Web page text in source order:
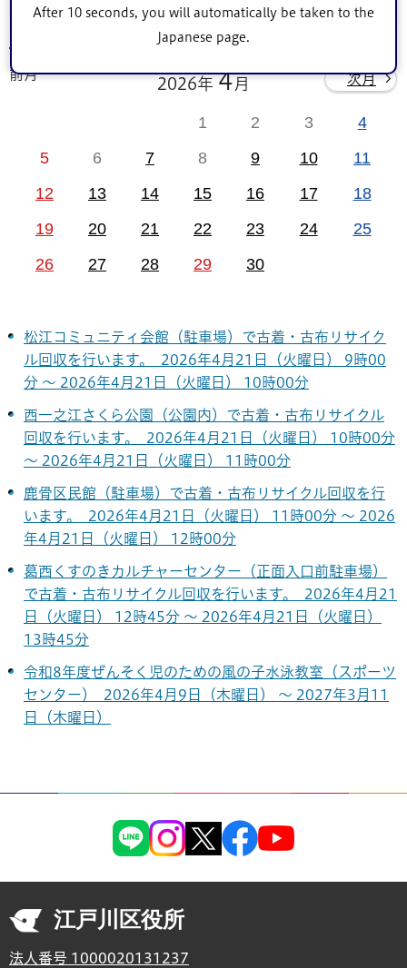
After 10 seconds, you will automatically be taken to the
Japanese page.
2026年4月21日（火）のイベント
前月
2026年 4月 次月
1 2 3
4
5
6 7 8 9 10
11
12
13 14 15 16 17
18
19
20 21 22 23 24
25
26
27 28 29 30
松江コミュニティ会館（駐車場）で古着・古布リサイク
ル回収を行います。 2026年4月21日（火曜日） 9時00
分 ～ 2026年4月21日（火曜日） 10時00分
西一之江さくら公園（公園内）で古着・古布リサイクル
回収を行います。 2026年4月21日（火曜日） 10時00分
～ 2026年4月21日（火曜日） 11時00分
鹿骨区民館（駐車場）で古着・古布リサイクル回収を行
います。 2026年4月21日（火曜日） 11時00分 ～ 2026
年4月21日（火曜日） 12時00分
葛西くすのきカルチャーセンター（正面入口前駐車場）
で古着・古布リサイクル回収を行います。 2026年4月21
日（火曜日） 12時45分 ～ 2026年4月21日（火曜日）
13時45分
令和8年度ぜんそく児のための風の子水泳教室（スポーツ
センター） 2026年4月9日（木曜日） ～ 2027年3月11
日（木曜日）
江戸川区役所
法人番号 1000020131237